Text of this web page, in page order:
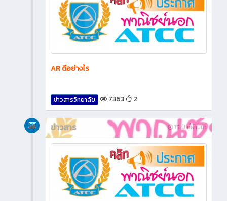
AR ดีอย่างไร
ข่าวสารวิทยาลัย 7363 2
15 ปี ที่ผ่านมา
ข่าวสาร